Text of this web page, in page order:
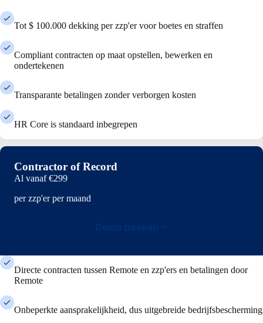
Tot $ 100.000 dekking per zzp'er voor boetes en straffen
Compliant contracten op maat opstellen, bewerken en
ondertekenen
Transparante betalingen zonder verborgen kosten
HR Core is standaard inbegrepen
Contractor of Record
Al vanaf€299
per zzp'er per maand
Demo boeken
Directe contracten tussen Remote en zzp'ers en betalingen door
Remote
Onbeperkte aansprakelijkheid, dus uitgebreide bedrijfsbescherming